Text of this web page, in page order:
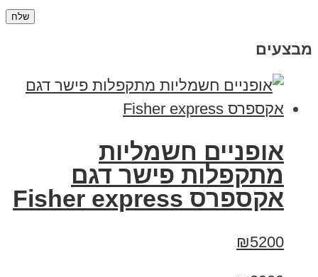
מבצעים
אופניים חשמליות
מתקפלות פישר דגם
אקספרס Fisher express
₪5200